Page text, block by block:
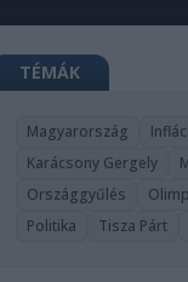
TÉMÁK
Magyarország
Karácsony Gergely
Országgyűlés
Politika
Tisza Párt